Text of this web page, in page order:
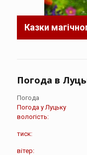
Казки
Погода в
Погода
Погода у Луцьку
вологість:
тиск:
вітер: